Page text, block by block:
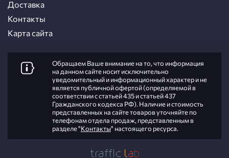
Доставка
Контакты
Карта сайта
Обращаем Ваше внимание на то, что информация
на данном сайте носит исключительно
уведомительный и информационный характер и не
является публичной офертой (определяемой в
соответствии с статьей 435 и статьей 437
Гражданского кодекса РФ). Наличие и стоимость
представленных на сайте товаров уточняйте по
телефонам отдела продаж, представленным в
разделе "Контакты" настоящего ресурса.